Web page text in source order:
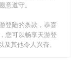
遵守。
登陆的条款，恭喜
您可以畅享天游登
其他令人兴奋。